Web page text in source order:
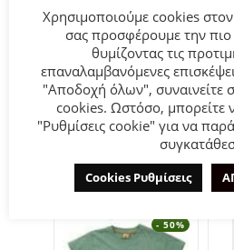
Σύνθεση:70% COTTON-30%
ΣΥΜΒΟΥΛΕΣ
Πλένεται στο πλυντήριο στους
ΣΧΕΤΙΚΆ
- 50%
Χρησιμοποιούμε cookies
σας προσφέρουμε την πιο
θυμίζοντας τις
επαναλαμβανόμενες
"Αποδοχή όλων",
cookies. Ωστόσο, μπορείτε
"Ρυθμίσεις cookie" για να
Cookies Ρυθμίσεις